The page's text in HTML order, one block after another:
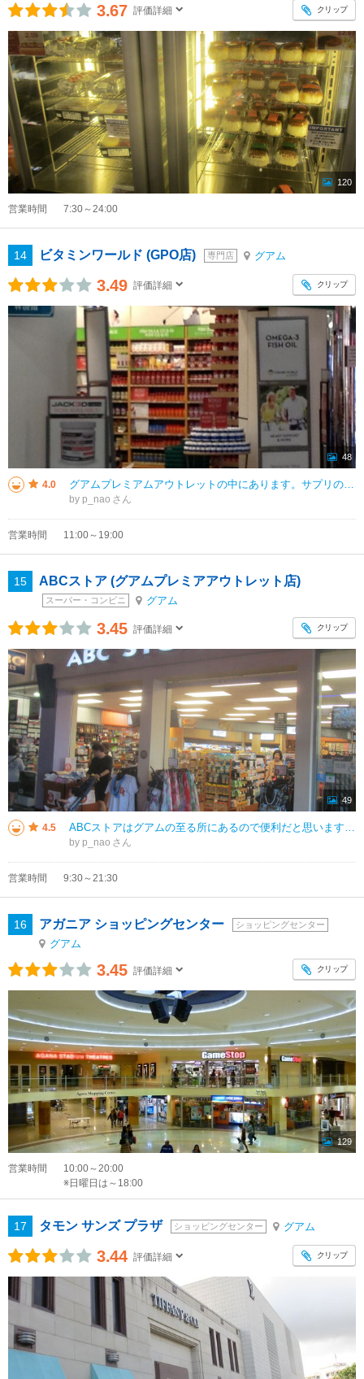
3.67 評価詳細 クリップ
120
営業時間 7:30～24:00
14 ビタミンワールド (GPO店) 専門店 グアム
3.49 評価詳細 クリップ
48
4.0
by p_nao
営業時間 11:00～19:00
15 ABCストア (グアムプレミアアウトレット店)
スーパー・コンビニ グアム
3.45 評価詳細 クリップ
49
4.5
by p_nao
営業時間 9:30～21:30
16 アガニア ショッピングセンター ショッピングセンター
グアム
3.45 評価詳細 クリップ
129
営業時間
10:00～20:00
※日曜日は～18:00
17 タモン サンズ プラザ ショッピングセンター グアム
3.44 評価詳細 クリップ